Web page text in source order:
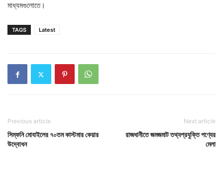
মাধ্যমগুলোতে।
TAGS Latest
Previous article
সিম্ফনি মোবাইলের ৭০তম কাস্টমার কেয়ার
উদ্বোধন
Next article
রাজধানীতে জমজমাট তথ্যপ্রযুক্তি পণ্যের
মেলা